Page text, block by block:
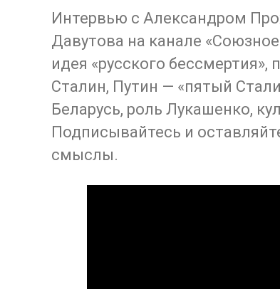
Интервью с Александром
Давутова на канале
идея «русского
Сталин, Путин — «пятый
Беларусь, роль Лукашенко,
Подписывайтесь и
смыслы.